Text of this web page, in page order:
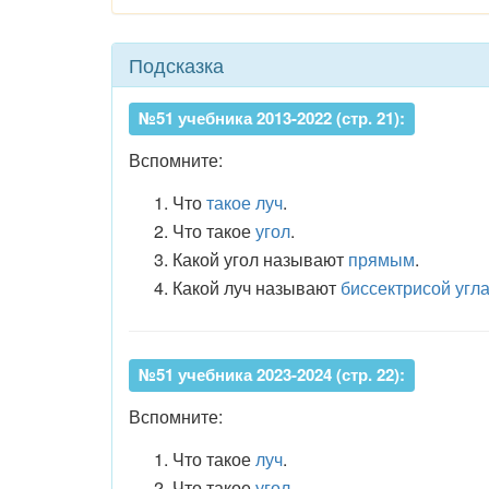
Подсказка
№51 учебника 2013-2022 (стр. 21):
Вспомните:
Чтотакое луч.
Что такоеугол.
Какой угол называют прямым.
Какой луч называют биссектрисой угла
№51 учебника 2023-2024 (стр. 22):
Вспомните:
Что такоелуч.